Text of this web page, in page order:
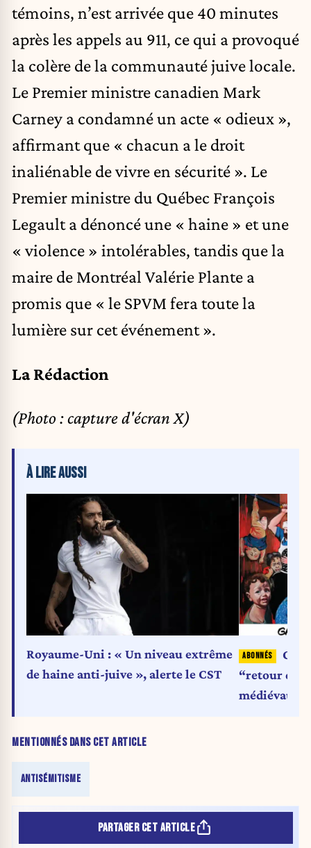
témoins, n’est arrivée que 40 minutes
après les appels au 911, ce qui a provoqué
la colère de la communauté juive locale.
Le Premier ministre canadien Mark
Carney a condamné un acte « odieux »,
affirmant que « chacun a le droit
inaliénable de vivre en sécurité ». Le
Premier ministre du Québec François
Legault a dénoncé une « haine » et une
« violence » intolérables, tandis que la
maire de Montréal Valérie Plante a
promis que « le SPVM fera toute la
lumière sur cet événement ».
La Rédaction
(Photo : capture d'écran X)
MENTIONNÉS DANS CET ARTICLE
ANTISÉMITISME
À LIRE AUSSI
Royaume-Uni : « Un niveau extrême
de haine anti-juive », alerte le CST
“retour des
médiévaux”
PARTAGER CET ARTICLE